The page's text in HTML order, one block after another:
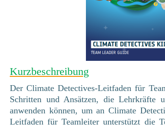
Kurzbeschreibung
Der Climate Detectives-Leitfaden für
Schritten und Ansätzen, die Lehrkräfte
anwenden können, um an Climate
Leitfaden für Teamleiter unterstützt die